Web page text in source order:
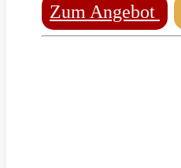
Zum Angebot